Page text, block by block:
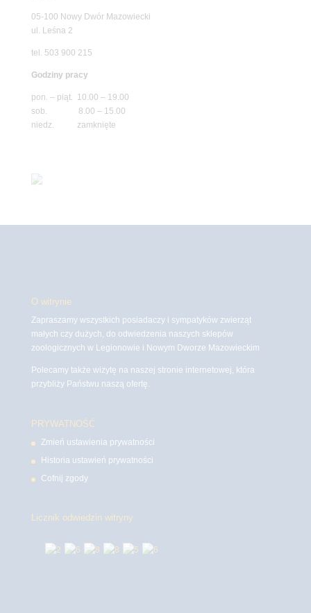
05-100 Nowy Dwór Mazowiecki
ul. Leśna 2
tel. 503 900 215
Godziny pracy
pon. – piąt. 10.00 – 19.00
sob. 8.00 – 15.00
niedz. zamknięte
O witrynie
Zapraszamy wszystkich posiadaczy i sympatyków zwierząt
małych czy dużych, do odwiedzenia naszych sklepów
zoologicznych w Legionowie i Nowym Dworze Mazowieckim
Polecamy także wizytę na naszej stronie internetowej, która
przybliży Państwu naszą ofertę.
PRYWATNOŚĆ
Zmień ustawienia prywatności
Historia ustawień prywatności
Cofnij zgody
Licznik odwiedzin witryny